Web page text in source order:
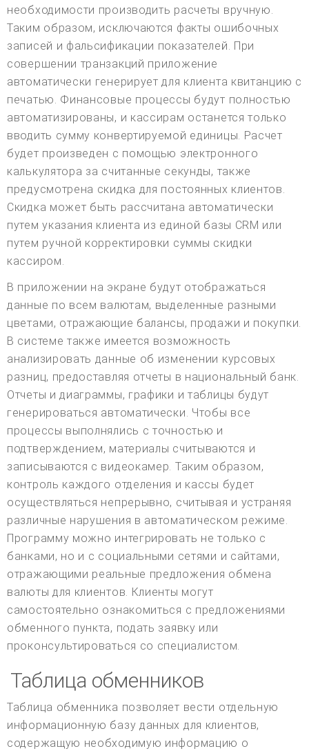
необходимости производить расчеты вручную.
Таким образом, исключаются факты ошибочных
записей и фальсификации показателей. При
совершении транзакций приложение
автоматически генерирует для клиента квитанцию с
печатью. Финансовые процессы будут полностью
автоматизированы, и кассирам останется только
вводить сумму конвертируемой единицы. Расчет
будет произведен с помощью электронного
калькулятора за считанные секунды, также
предусмотрена скидка для постоянных клиентов.
Скидка может быть рассчитана автоматически
путем указания клиента из единой базы CRM или
путем ручной корректировки суммы скидки
кассиром.
В приложении на экране будут отображаться
данные по всем валютам, выделенные разными
цветами, отражающие балансы, продажи и покупки.
В системе также имеется возможность
анализировать данные об изменении курсовых
разниц, предоставляя отчеты в национальный банк.
Отчеты и диаграммы, графики и таблицы будут
генерироваться автоматически. Чтобы все
процессы выполнялись с точностью и
подтверждением, материалы считываются и
записываются с видеокамер. Таким образом,
контроль каждого отделения и кассы будет
осуществляться непрерывно, считывая и устраняя
различные нарушения в автоматическом режиме.
Программу можно интегрировать не только с
банками, но и с социальными сетями и сайтами,
отражающими реальные предложения обмена
валюты для клиентов. Клиенты могут
самостоятельно ознакомиться с предложениями
обменного пункта, подать заявку или
проконсультироваться со специалистом.
Таблица обменников
Таблица обменника позволяет вести отдельную
информационную базу данных для клиентов,
содержащую необходимую информацию о